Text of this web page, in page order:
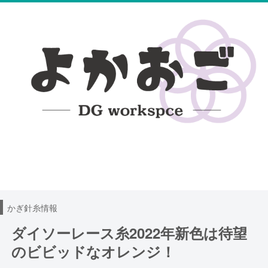
かぎ針糸情報
ダイソーレース糸2022年新色は待望
のビビッドなオレンジ！